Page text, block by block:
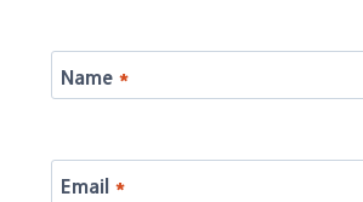
Name *
Email *